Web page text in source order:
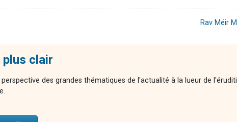
Rav Méir
plus clair
perspective des grandes thématiques de l'actualité à la lueur de